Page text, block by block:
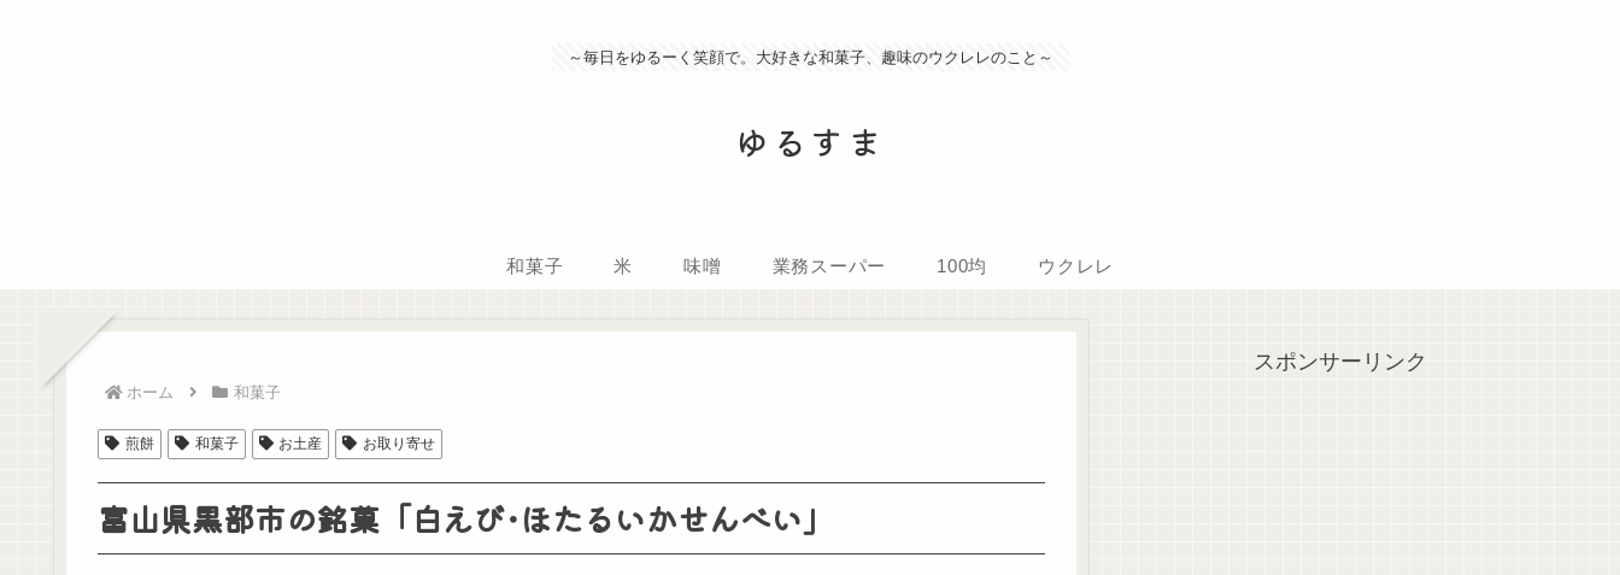
～毎日をゆるーく笑顔で。大好きな和菓子、趣味のウクレレのこと～
ゆるすま
和菓子 米 味噌 業務スーパー 100均 ウクレレ
ホーム 和菓子
煎餅 和菓子 お土産 お取り寄せ
富山県黒部市の銘菓「白えび･ほたるいかせんべい」
スポンサーリンク